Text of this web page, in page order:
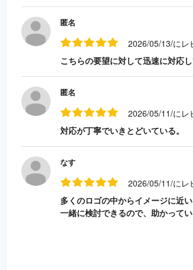
匿名
2026/05/13/にレ
こちらの要望に対して迅速に対応し
匿名
2026/05/11/にレ
対応が丁寧でいきとどいている。
なす
2026/05/11/にレ
多くのロゴの中からイメージに近
一緒に検討できるので、助かってい